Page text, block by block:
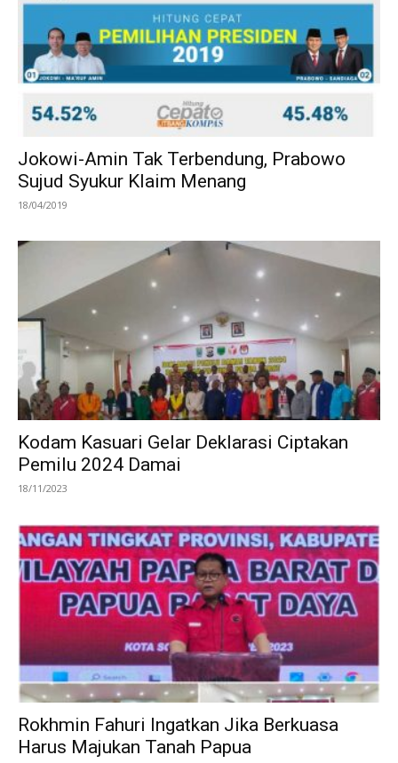
Jokowi-Amin Tak Terbendung, Prabowo
Sujud Syukur Klaim Menang
18/04/2019
Kodam Kasuari Gelar Deklarasi Ciptakan
Pemilu 2024 Damai
18/11/2023
Rokhmin Fahuri Ingatkan Jika Berkuasa
Harus Majukan Tanah Papua